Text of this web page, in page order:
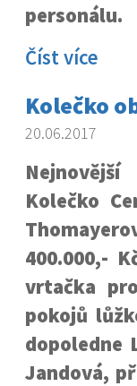
personálu.
Číst více
Kolečko
20.06.2017
Kolečko
400.000,-
vrtačka
pokojů
dopoledne
Jandová,